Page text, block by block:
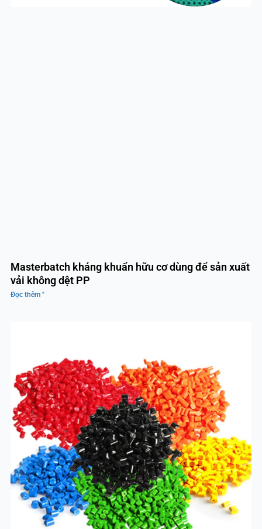
Masterbatch kháng khuẩn hữu cơ dùng để sản xuất
vải không dệt PP
Đọc thêm "